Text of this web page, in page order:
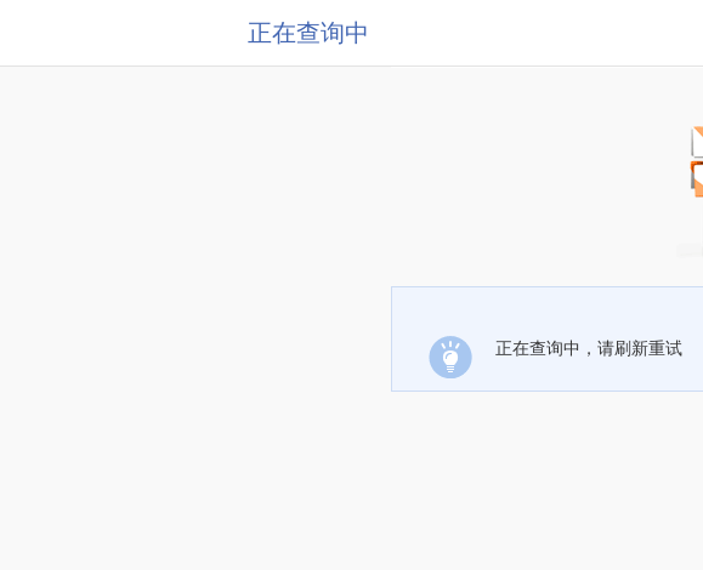
正在查询中
正在查询中，请刷新重试